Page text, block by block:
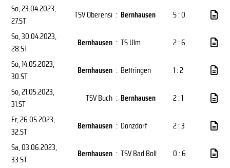
So, 23.04.2023,
27.ST
TSV Oberensi : Bernhausen
5 : 0
So, 30.04.2023,
28.ST
Bernhausen : TS Ulm
2 : 6
So, 14.05.2023,
30.ST
Bernhausen : Bettringen
1 : 2
So, 21.05.2023,
31.ST
TSV Buch : Bernhausen
2 : 1
Fr, 26.05.2023,
32.ST
Bernhausen : Donzdorf
2 : 3
Sa, 03.06.2023,
33.ST
Bernhausen : TSV Bad Boll
0 : 6